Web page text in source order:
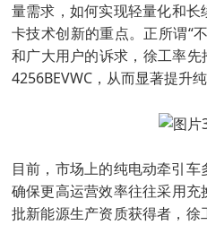
量需求，如何实现轻量化和
卡技术创新的重点。正所谓“
和广大用户的诉求，徐工率
4256BEVWC，从而显著提升
目前，市场上的纯电动牵引
确保更高运营效率往往采用
批新能源生产资质获得者，徐